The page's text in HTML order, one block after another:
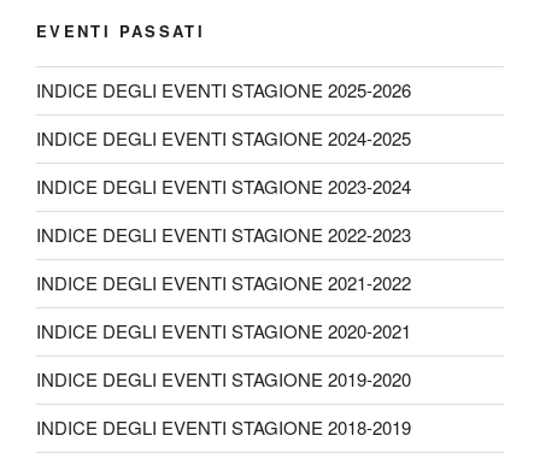
EVENTI PASSATI
INDICE DEGLI EVENTI STAGIONE 2025-2026
INDICE DEGLI EVENTI STAGIONE 2024-2025
INDICE DEGLI EVENTI STAGIONE 2023-2024
INDICE DEGLI EVENTI STAGIONE 2022-2023
INDICE DEGLI EVENTI STAGIONE 2021-2022
INDICE DEGLI EVENTI STAGIONE 2020-2021
INDICE DEGLI EVENTI STAGIONE 2019-2020
INDICE DEGLI EVENTI STAGIONE 2018-2019